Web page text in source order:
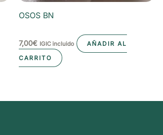
OSOS BN
7,00€ IGIC incluido
AÑADIR AL
CARRITO